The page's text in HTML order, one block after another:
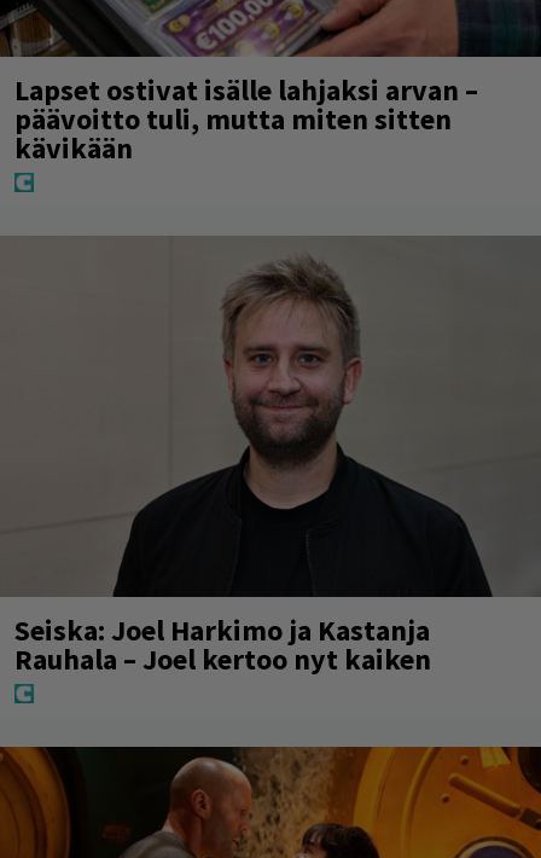
Lapset ostivat isälle lahjaksi arvan –
päävoitto tuli, mutta miten sitten
kävikään
Seiska: Joel Harkimo ja Kastanja
Rauhala – Joel kertoo nyt kaiken